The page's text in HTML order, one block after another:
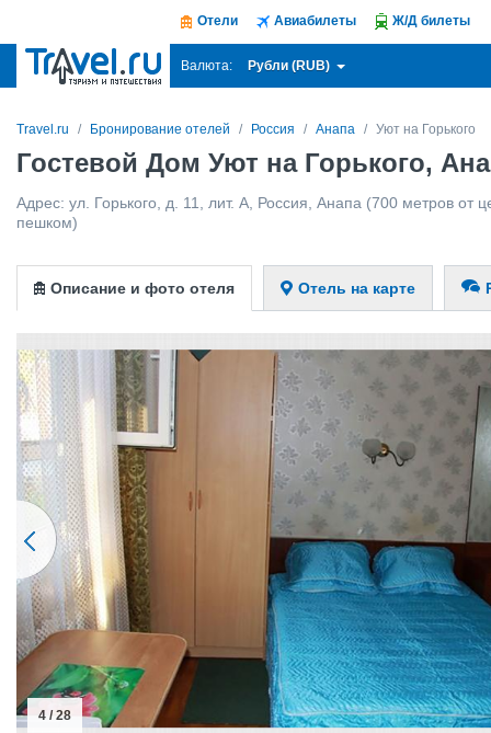
Отели Авиабилеты Ж/Д билеты
Валюта: Рубли (RUB)
Travel.ru Бронирование отелей Россия Анапа Уют на Горького
Гостевой Дом Уют на Горького,
Адрес: ул. Горького, д. 11, лит. А Россия Анапа (700 метров от
пешком)
Описание и фото отеля Отель на карте
4 / 28